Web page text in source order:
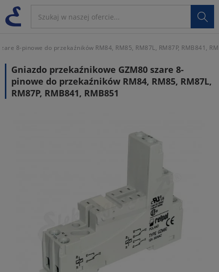

8-pinowe do przekaźników RM84, RM85, RM87L, RM87P, RMB841,
Gniazdo przekaźnikowe GZM80 szare 8-
pinowe do przekaźników RM84, RM85, RM87L,
RM87P, RMB841, RMB851